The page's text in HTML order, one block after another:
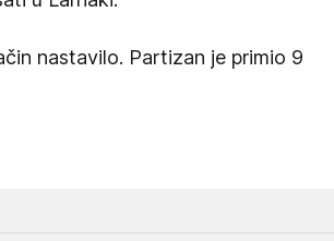
nastavilo. Partizan je primio 9